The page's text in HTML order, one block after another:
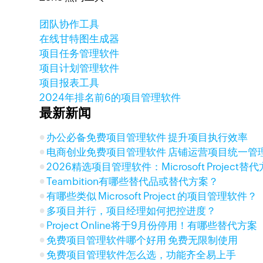
团队协作工具
在线甘特图生成器
项目任务管理软件
项目计划管理软件
项目报表工具
2024年排名前6的项目管理软件
最新新闻
办公必备免费项目管理软件 提升项目执行效率
电商创业免费项目管理软件 店铺运营项目统一管
2026精选项目管理软件：Microsoft Project替代
Teambition有哪些替代品或替代方案？
有哪些类似 Microsoft Project 的项目管理软件？
多项目并行，项目经理如何把控进度？
Project Online将于9月份停用！有哪些替代方案
免费项目管理软件哪个好用 免费无限制使用
免费项目管理软件怎么选，功能齐全易上手